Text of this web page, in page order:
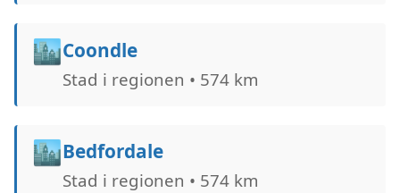
🏙️Coondle
Stad i regionen • 574 km
🏙️Bedfordale
Stad i regionen • 574 km